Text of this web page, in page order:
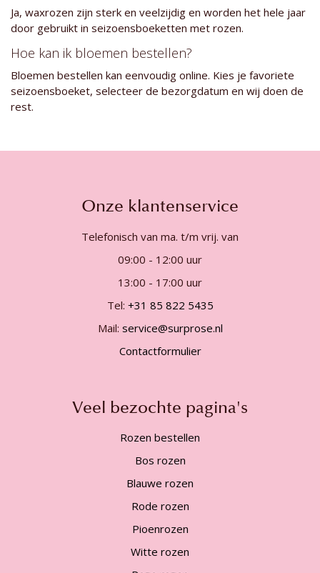
Ja, waxrozen zijn sterk en veelzijdig en worden het hele jaar
door gebruikt in seizoensboeketten met rozen.
Hoe kan ik bloemen bestellen?
Bloemen bestellen kan eenvoudig online. Kies je favoriete
seizoensboeket, selecteer de bezorgdatum en wij doen de
rest.
Onze klantenservice
Telefonisch van ma. t/m vrij. van
09:00 - 12:00 uur
13:00 - 17:00 uur
Tel: +31 85 822 5435
Mail: service@surprose.nl
Contactformulier
Veel bezochte pagina's
Rozen bestellen
Bos rozen
Blauwe rozen
Rode rozen
Pioenrozen
Witte rozen